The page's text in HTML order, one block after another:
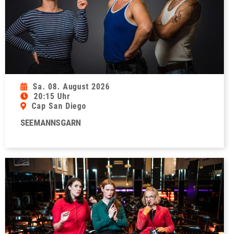
Sa. 08. August 2026
20:15 Uhr
Cap San Diego
SEEMANNSGARN